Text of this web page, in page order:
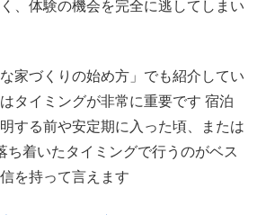
、体験の機会を完全に逃してしまい
家づくりの始め方」でも紹介してい
タイミングが非常に重要です 宿泊
する前や安定期に入った頃、または
ち着いたタイミングで行うのがベス
を持って言えます